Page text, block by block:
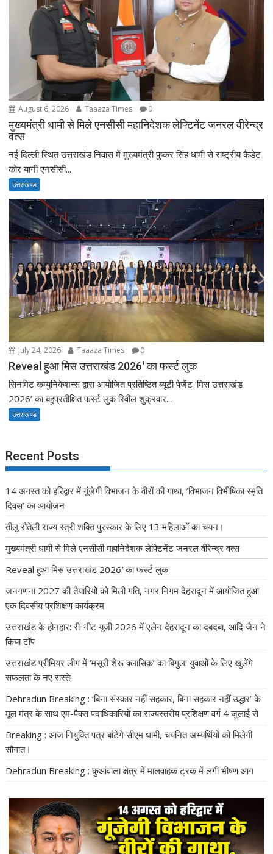
August 6, 2026 Taaaza Times 0
मुख्यमंत्री धामी से मिले एनसीसी महानिदेशक लेफ्टिनेंट जनरल वीरेन्द्र
वत्स
नई दिल्ली स्थित उत्तराखंड निवास में मुख्यमंत्री पुष्कर सिंह धामी से राष्ट्रीय कैडेट
कोर यानी एनसीसी...
उत्तराखण्ड
July 24, 2026 Taaaza Times 0
Reveal हुआ मिस उत्तराखंड 2026′ का फर्स्ट लुक
सिनमिट कम्युनिकेशन्स द्वारा आयोजित प्रतिष्ठित ब्यूटी पेजेंट ‘मिस उत्तराखंड
2026’ का बहुप्रतीक्षित फर्स्ट लुक रिवील शुक्रवार...
उत्तराखण्ड
Recent Posts
14 अगस्त को हरिद्वार में गूंजेगी विभाजन के वीरों की गाथा, ‘विभाजन विभीषिका स्मृति
दिवस’ का आयोजन
तीलू रौतेली राज्य स्त्री शक्ति पुरस्कार के लिए 13 महिलाओं का चयन।
मुख्यमंत्री धामी से मिले एनसीसी महानिदेशक लेफ्टिनेंट जनरल वीरेन्द्र वत्स
Reveal हुआ मिस उत्तराखंड 2026′ का फर्स्ट लुक
जनगणना 2027 की तैयारियों को मिली गति, नगर निगम देहरादून में आयोजित हुआ
एक दिवसीय प्रशिक्षण कार्यक्रम
उत्तराखंड के होनहार: री-नीट यूजी 2026 में एलेन देहरादून का दबदबा, आदि जैन ने
किया टॉप
उत्तराखंड प्रीमियर लीग में ‘मसूरी शेरू क्लासिक’ का बिगुल: युवाओं के लिए खुलेंगे
सफलता के नए रास्ते!
Dehradun Breaking : ‘बिना संस्कार नहीं सहकार, बिना सहकार नहीं उद्धार’ के
मूल मंत्र के साथ एम-पैक्स पदाधिकारियों का राज्यस्तरीय प्रशिक्षण वर्ग 4 जुलाई से
Breaking : आज नियुक्ति पत्र बांटेंगे सीएम धामी, चयनित अभ्यर्थियों को मिलेगी
सौगात।
Dehradun Breaking : कुआंवाला क्षेत्र में मालवाहक ट्रक में लगी भीषण आग